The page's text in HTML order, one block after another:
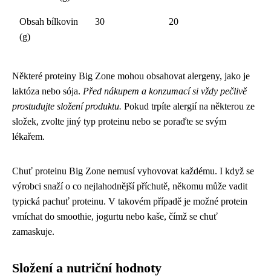
Obsah bílkovin
(g)
30 20
Některé proteiny Big Zone mohou obsahovat alergeny, jako je
laktóza nebo sója. Před nákupem a konzumací si vždy pečlivě
prostudujte složení produktu. Pokud trpíte alergií na některou ze
složek, zvolte jiný typ proteinu nebo se poraďte se svým
lékařem.
Chuť proteinu Big Zone nemusí vyhovovat každému. I když se
výrobci snaží o co nejlahodnější příchutě, někomu může vadit
typická pachuť proteinu. V takovém případě je možné protein
vmíchat do smoothie, jogurtu nebo kaše, čímž se chuť
zamaskuje.
Složení a nutriční hodnoty